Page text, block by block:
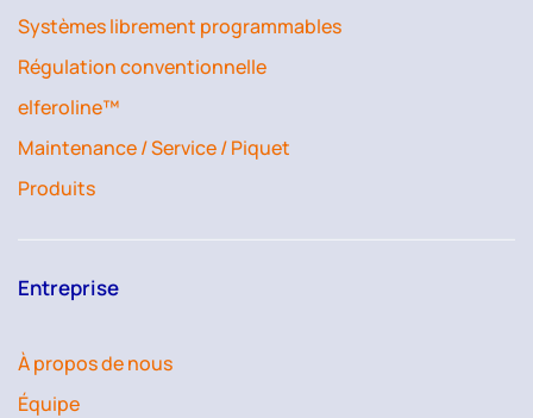
Systèmes librement programmables
Régulation conventionnelle
elferoline™
Maintenance / Service / Piquet
Produits
Entreprise
À propos de nous
Équipe